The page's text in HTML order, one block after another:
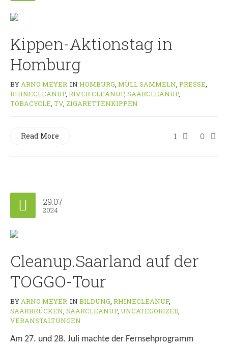
Kippen-Aktionstag in
Homburg
BYARNO MEYER IN HOMBURG, MÜLL SAMMELN, PRESSE,
RHINECLEANUP, RIVER CLEANUP, SAARCLEANUP,
TOBACYCLE, TV, ZIGARETTENKIPPEN
1 0
Read More
29.07
2024
Cleanup.Saarland auf der
TOGGO-Tour
BYARNO MEYER IN BILDUNG, RHINECLEANUP,
SAARBRÜCKEN, SAARCLEANUP, UNCATEGORIZED,
VERANSTALTUNGEN
Am 27. und 28. Juli machte der Fernsehprogramm